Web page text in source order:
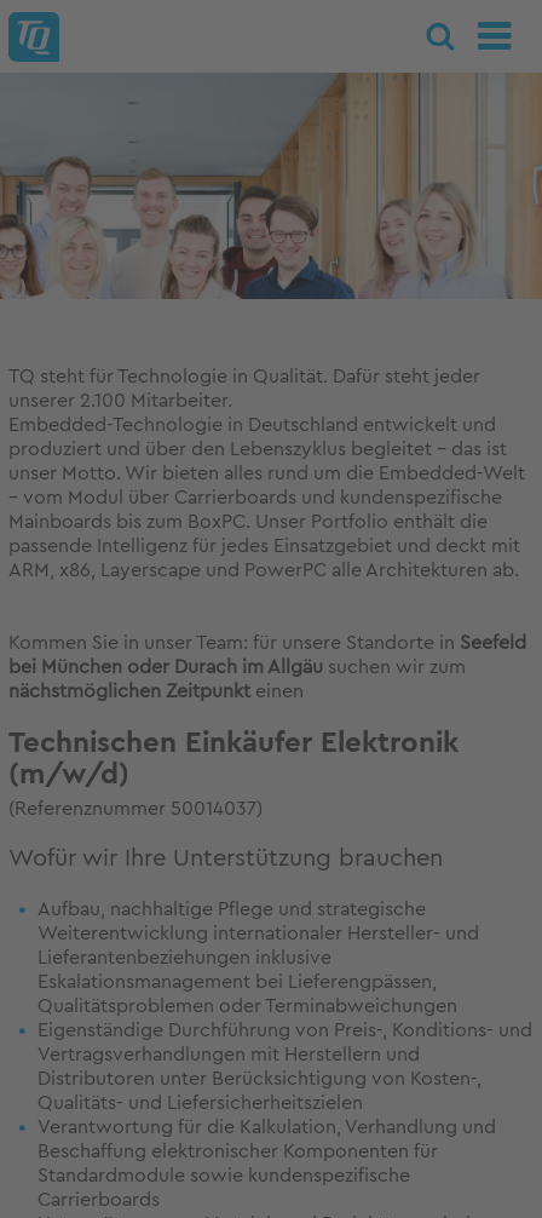
TQ steht für Technologie in Qualität. Dafür steht jeder
unserer 2.100 Mitarbeiter.
Embedded-Technologie in Deutschland entwickelt und
produziert und über den Lebenszyklus begleitet – das ist
unser Motto. Wir bieten alles rund um die Embedded-Welt
– vom Modul über Carrierboards und kundenspezifische
Mainboards bis zum BoxPC. Unser Portfolio enthält die
passende Intelligenz für jedes Einsatzgebiet und deckt mit
ARM, x86, Layerscape und PowerPC alle Architekturen ab.
Kommen Sie in unser Team: für unsere Standorte in Seefeld
bei München oder Durach im Allgäu suchen wir zum
nächstmöglichen Zeitpunkt einen
Technischen Einkäufer Elektronik
(m/w/d)
(Referenznummer 50014037)
Wofür wir Ihre Unterstützung brauchen
Aufbau, nachhaltige Pflege und strategische
Weiterentwicklung internationaler Hersteller- und
Lieferantenbeziehungen inklusive
Eskalationsmanagement bei Lieferengpässen,
Qualitätsproblemen oder Terminabweichungen
Eigenständige Durchführung von Preis-, Konditions- und
Vertragsverhandlungen mit Herstellern und
Distributoren unter Berücksichtigung von Kosten-,
Qualitäts- und Liefersicherheitszielen
Verantwortung für die Kalkulation, Verhandlung und
Beschaffung elektronischer Komponenten für
Standardmodule sowie kundenspezifische
Carrierboards